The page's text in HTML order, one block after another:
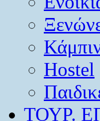
Hostel
ΤΟΥΡ.